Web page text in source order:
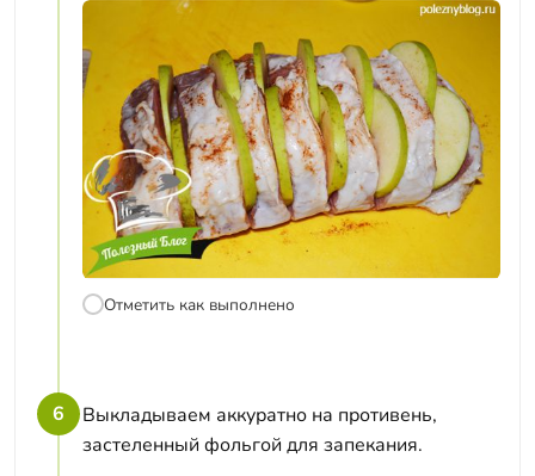
Отметить как выполнено
6
Выкладываем аккуратно на противень,
застеленный фольгой для запекания.